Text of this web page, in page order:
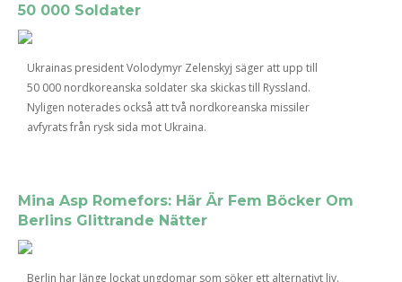
50 000 Soldater
Ukrainas president Volodymyr Zelenskyj säger att upp till
50 000 nordkoreanska soldater ska skickas till Ryssland.
Nyligen noterades också att två nordkoreanska missiler
avfyrats från rysk sida mot Ukraina.
Mina Asp Romefors: Här Är Fem Böcker Om
Berlins Glittrande Nätter
Berlin har länge lockat ungdomar som söker ett alternativt liv.